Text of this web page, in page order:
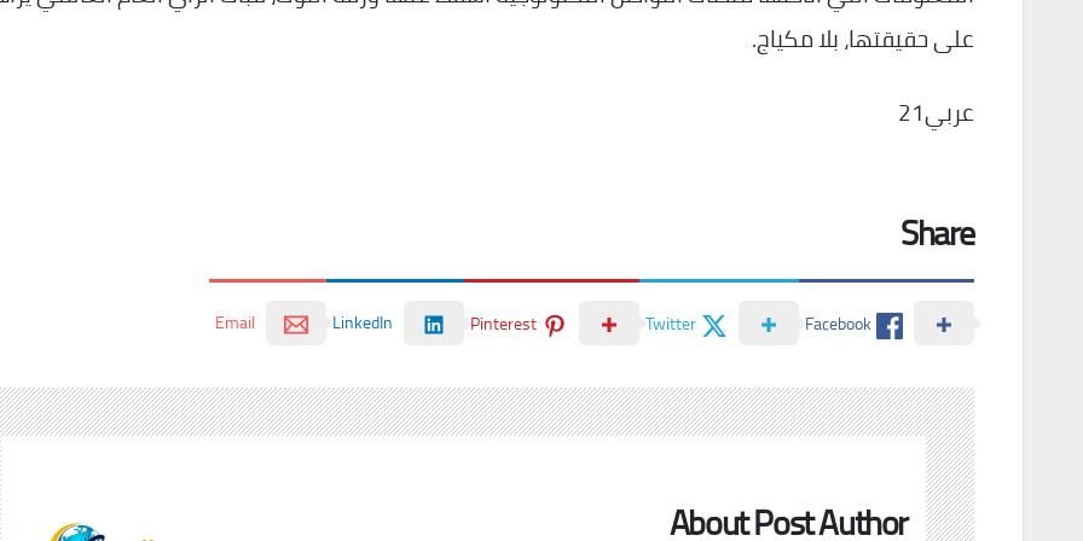
على حقيقتها، بلا مكياج.
عربي21
Share
Facebook
Twitter
Pinterest
LinkedIn
Email
About Post Author